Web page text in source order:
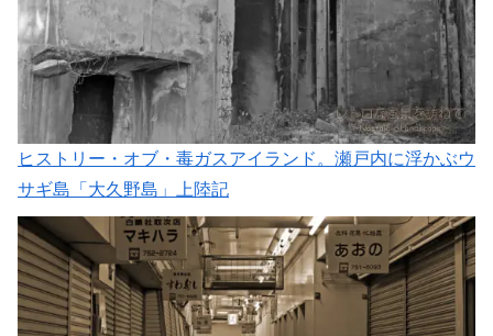
ヒストリー・オブ・毒ガスアイランド。瀬戸内に浮かぶウ
サギ島「大久野島」上陸記